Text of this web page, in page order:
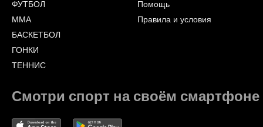
ФУТБОЛ
ММА
БАСКЕТБОЛ
ГОНКИ
ТЕННИС
Помощь
Правила и условия
Смотри спорт на своём смартфоне